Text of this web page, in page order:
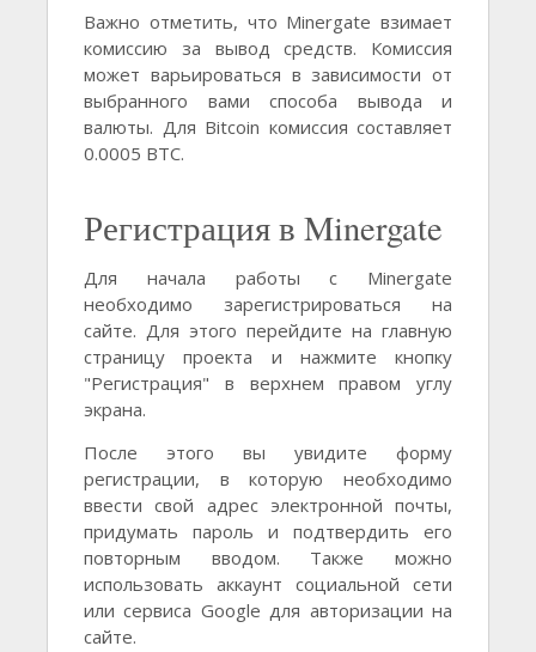
Важно отметить, что Minergate взимает
комиссию за вывод средств. Комиссия
может варьироваться в зависимости от
выбранного вами способа вывода и
валюты. Для Bitcoin комиссия составляет
0.0005 BTC.
Регистрация в Minergate
Для начала работы с Minergate
необходимо зарегистрироваться на
сайте. Для этого перейдите на главную
страницу проекта и нажмите кнопку
"Регистрация" в верхнем правом углу
экрана.
После этого вы увидите форму
регистрации, в которую необходимо
ввести свой адрес электронной почты,
придумать пароль и подтвердить его
повторным вводом. Также можно
использовать аккаунт социальной сети
или сервиса Google для авторизации на
сайте.